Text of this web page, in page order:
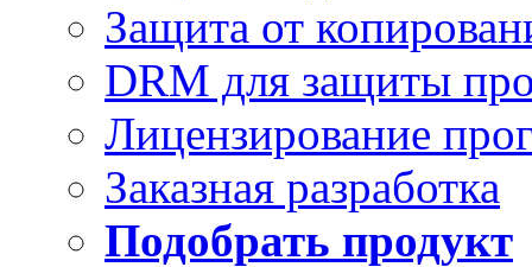
Защита от
DRM для защиты
Лицензирование
Заказная разработка
Подобрать продукт